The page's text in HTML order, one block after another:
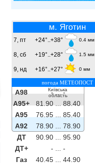
м. Яготин
7, пт +24°..+38° 0.4 мм
8, сб +19°..+28° 1.5 мм
9, нд +16°..+27° 0 мм
погода МЕТЕОПОСТ
Київська
область
A98 - ...-
A95+
81.90 ...
88.40
A95
76.95 ...
85.40
A92
78.90 ...
78.90
ДТ
90.90 ...
95.90
ДТ+
- ...
-
Газ
40.45 ... 44.90